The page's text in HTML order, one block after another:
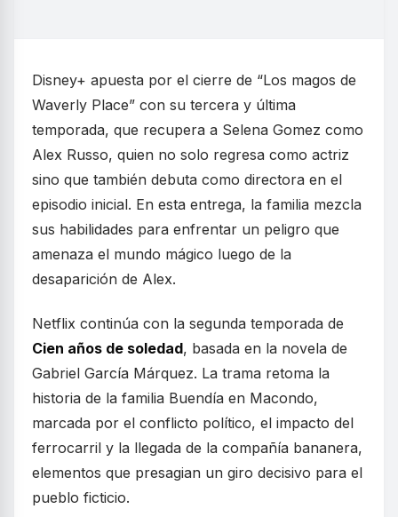
Disney+ apuesta por el cierre de “Los magos de
Waverly Place” con su tercera y última
temporada, que recupera a Selena Gomez como
Alex Russo, quien no solo regresa como actriz
sino que también debuta como directora en el
episodio inicial. En esta entrega, la familia mezcla
sus habilidades para enfrentar un peligro que
amenaza el mundo mágico luego de la
desaparición de Alex.
Netflix continúa con la segunda temporada de
Cien años de soledad, basada en la novela de
Gabriel García Márquez. La trama retoma la
historia de la familia Buendía en Macondo,
marcada por el conflicto político, el impacto del
ferrocarril y la llegada de la compañía bananera,
elementos que presagian un giro decisivo para el
pueblo ficticio.